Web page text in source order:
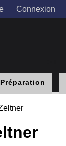
Connexion
Préparation